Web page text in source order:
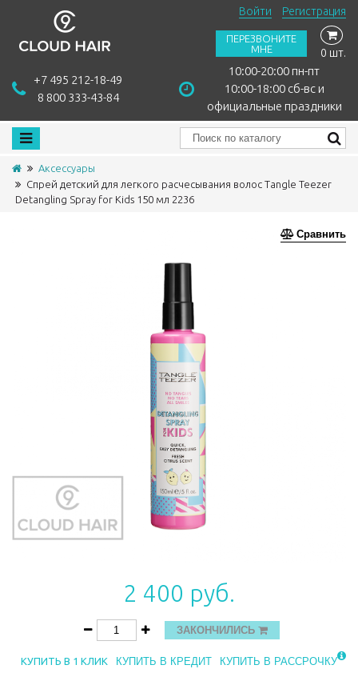
+7 495 212-18-49
8 800 333-43-84
10:00-20:00 пн-пт
10:00-18:00 сб-вс и
официальные праздники
Войти Регистрация
ПЕРЕЗВОНИТЕ
МНЕ
0 шт.
Аксессуары
Спрей детский для легкого расчесывания волос Tangle Teezer
Detangling Spray for Kids 150 мл 2236
Сравнить
2 400 руб.
ЗАКОНЧИЛИСЬ
КУПИТЬ В 1 КЛИК КУПИТЬ В КРЕДИТ КУПИТЬ В РАССРОЧКУ